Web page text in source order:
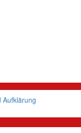
Aufklärung